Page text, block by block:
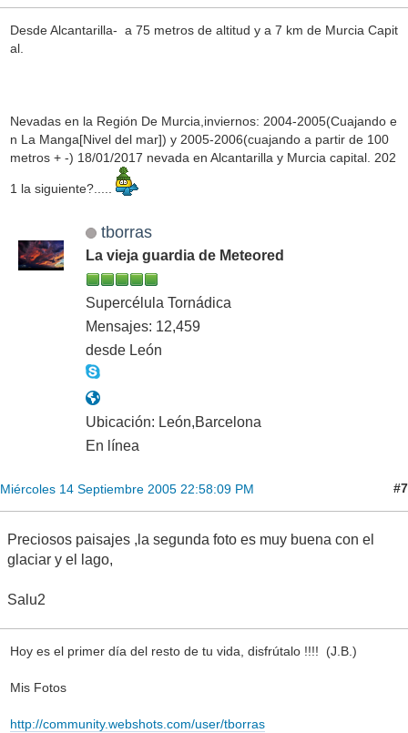
Desde Alcantarilla- a 75 metros de altitud y a 7 km de Murcia Capit
al.
Nevadas en la Región De Murcia,inviernos: 2004-2005(Cuajando e
n La Manga[Nivel del mar]) y 2005-2006(cuajando a partir de 100
metros + -) 18/01/2017 nevada en Alcantarilla y Murcia capital. 202
1 la siguiente?.....
tborras
La vieja guardia de Meteored
Supercélula Tornádica
Mensajes: 12,459
desde León
Ubicación: León,Barcelona
En línea
Miércoles 14 Septiembre 2005 22:58:09 PM #7
Preciosos paisajes ,la segunda foto es muy buena con el
glaciar y el lago,
Salu2
Hoy es el primer día del resto de tu vida, disfrútalo !!!! (J.B.)
Mis Fotos
http://community.webshots.com/user/tborras